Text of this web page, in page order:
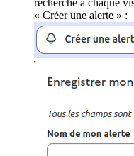
« Créer une alerte » :